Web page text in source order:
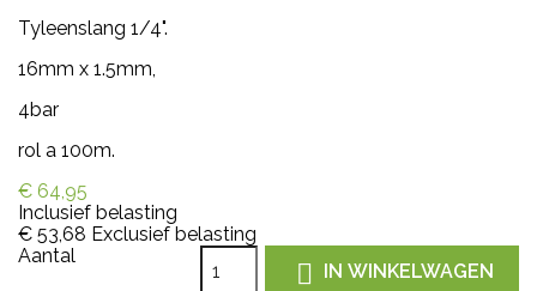
Tyleenslang 1/4".
16mm x 1.5mm,
4bar
rol a 100m.
€ 64,95
Inclusief belasting
€ 53,68 Exclusief belasting
Aantal
 IN WINKELWAGEN